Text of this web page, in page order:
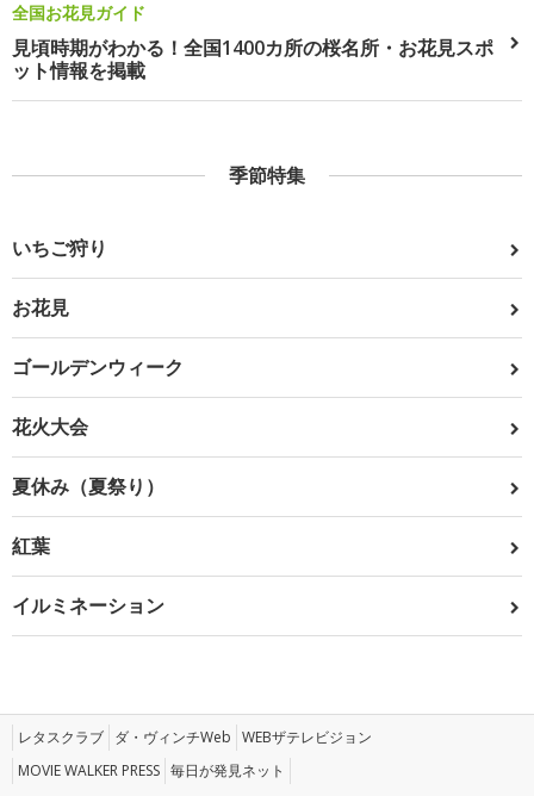
全国お花見ガイド
見頃時期がわかる！全国1400カ所の桜名所・お花見スポ
ット情報を掲載
季節特集
いちご狩り
お花見
ゴールデンウィーク
花火大会
夏休み（夏祭り）
紅葉
イルミネーション
レタスクラブ ダ・ヴィンチWeb WEBザテレビジョン
MOVIE WALKER PRESS 毎日が発見ネット